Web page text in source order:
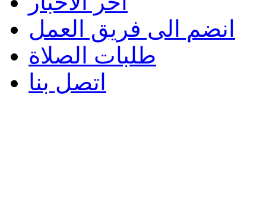
انضم الى فريق العمل
طلبات الصلاة
اتصل بنا